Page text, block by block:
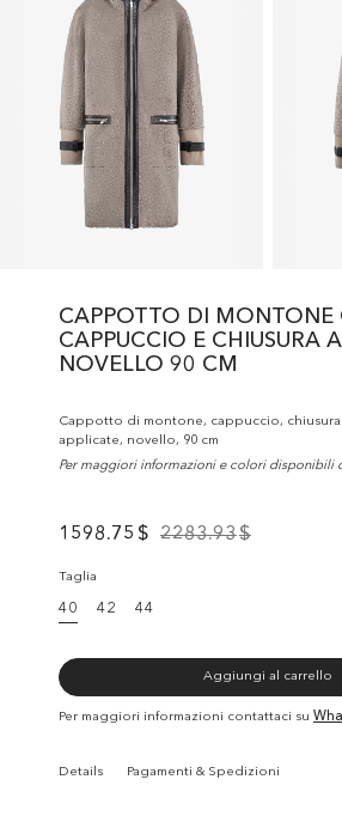
CAPPOTTO DI MONTONE
CAPPUCCIO E CHIUSURA
NOVELLO 90 CM
Cappotto di montone, cappuccio, chiusura
applicate, novello, 90 cm
Per maggiori informazioni e colori disponibili
1598.75 $ 2283.93$
Taglia
40 42 44
Aggiungi al carrello
Per maggiori informazioni contattaci su
Details Pagamenti & Spedizioni